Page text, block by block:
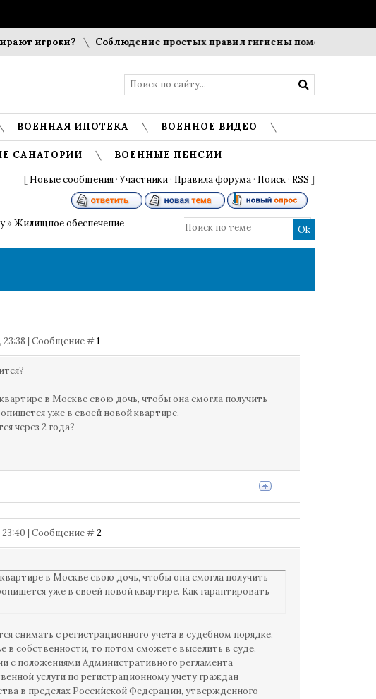
Соблюдение простых правил гигиены помогает сохранить
ВОЕННАЯ ИПОТЕКА ВОЕННОЕ ВИДЕО
САНАТОРИИ ВОЕННЫЕ ПЕНСИИ
[ Новые сообщения ·Участники · Правила форума · Поиск · RSS ]
»Жилищное обеспечение
23:38 | Сообщение #1
в Москве свою дочь, чтобы она смогла получить
уже в своей новой квартире.
через 2 года?
23:40 | Сообщение #2
в Москве свою дочь, чтобы она смогла получить
уже в своей новой квартире. Как гарантировать
снимать с регистрационного учета в судебном порядке.
в собственности, то потом сможете выселить в суде.
с положениями Административного регламента
услуги по регистрационному учету граждан
в пределах Российской Федерации, утвержденного